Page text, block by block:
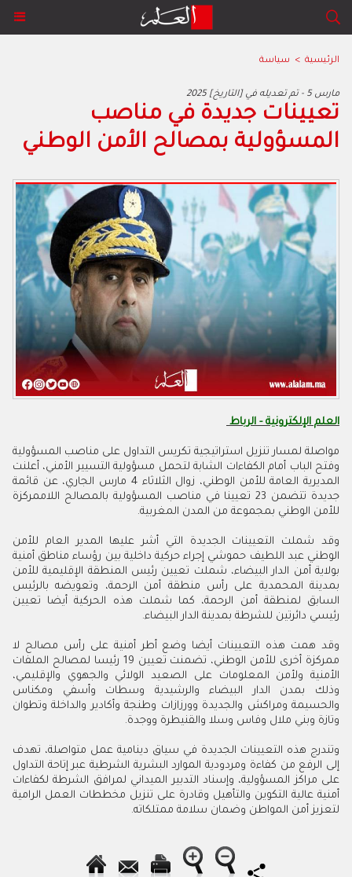
الرئيسية > سياسة
2025 مارس 5 - تم تعديله في [التاريخ]
تعيينات جديدة في مناصب
المسؤولية بمصالح الأمن الوطني
العلم الإلكترونية - الرباط
مواصلة لمسار تنزيل استراتيجية تكريس التداول على مناصب المسؤولية
وفتح الباب أمام الكفاءات الشابة لتحمل مسؤولية التسيير الأمني، أعلنت
المديرية العامة للأمن الوطني، زوال الثلاثاء 4 مارس الجاري، عن قائمة
جديدة تتضمن 23 تعيينا في مناصب المسؤولية بالمصالح اللاممركزة
للأمن الوطني بمجموعة من المدن المغربية.
وقد شملت التعيينات الجديدة التي أشر عليها المدير العام للأمن
الوطني عبد اللطيف حموشي إجراء حركية داخلية بين رؤساء مناطق أمنية
بولاية أمن الدار البيضاء، شملت تعيين رئيس المنطقة الإقليمية للأمن
بمدينة المحمدية على رأس منطقة أمن الرحمة، وتعويضه بالرئيس
السابق لمنطقة أمن الرحمة، كما شملت هذه الحركية أيضا تعيين
رئيسي دائرتين للشرطة بمدينة الدار البيضاء.
وقد همت هذه التعيينات أيضا وضع أطر أمنية على رأس مصالح لا
ممركزة أخرى للأمن الوطني، تضمنت تعيين 19 رئيسا لمصالح الملفات
الأمنية ولأمن المعلومات على الصعيد الولائي والجهوي والإقليمي،
وذلك بمدن الدار البيضاء والرشيدية وسطات وأسفي ومكناس
والحسيمة ومراكش والجديدة وورزازات وطنجة وأكادير والداخلة وتطوان
وتازة وبني ملال وفاس وسلا والقنيطرة ووجدة.
وتندرج هذه التعيينات الجديدة في سياق دينامية عمل متواصلة، تهدف
إلى الرفع من كفاءة ومردودية الموارد البشرية الشرطية عبر إتاحة التداول
على مراكز المسؤولية، وإسناد التدبير الميداني لمرافق الشرطة لكفاءات
أمنية عالية التكوين والتأهيل وقادرة على تنزيل مخططات العمل الرامية
لتعزيز أمن المواطن وضمان سلامة ممتلكاته.